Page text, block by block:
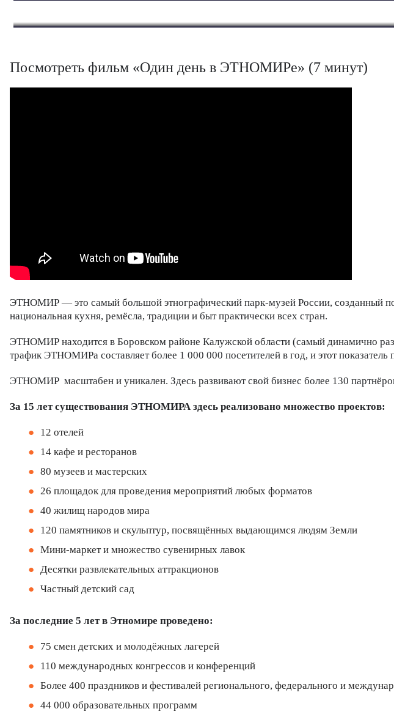
Посмотреть фильм «Один день в ЭТНОМИРе» (7 минут)
ЭТНОМИР — это самый большой этнографический парк-музей России, созданный
национальная кухня, ремёсла, традиции и быт практически всех стран.
ЭТНОМИР находится в Боровском районе Калужской области (самый динамично
трафик ЭТНОМИРа составляет более 1 000 000 посетителей в год, и этот показатель
ЭТНОМИР масштабен и уникален. Здесь развивают свой бизнес более 130
За 15 лет существования ЭТНОМИРА здесь реализовано множество проектов:
12 отелей
14 кафе и ресторанов
80 музеев и мастерских
26 площадок для проведения мероприятий любых форматов
40 жилищ народов мира
120 памятников и скульптур, посвящённых выдающимся людям Земли
Мини-маркет и множество сувенирных лавок
Десятки развлекательных аттракционов
Частный детский сад
За последние 5 лет в Этномире проведено:
75 смен детских и молодёжных лагерей
110 международных конгрессов и конференций
Более 400 праздников и фестивалей регионального, федерального и
44 000 образовательных программ